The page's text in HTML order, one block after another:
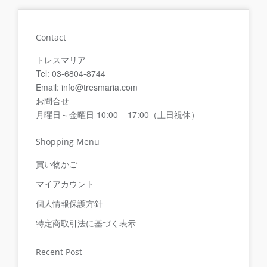
Contact
トレスマリア
Tel: 03-6804-8744
Email: info@tresmaria.com
お問合せ
月曜日～金曜日 10:00 – 17:00（土日祝休）
Shopping Menu
買い物かご
マイアカウント
個人情報保護方針
特定商取引法に基づく表示
Recent Post